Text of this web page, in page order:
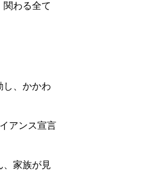
わる全て
し、かかわ
アンス宣言
、家族が見